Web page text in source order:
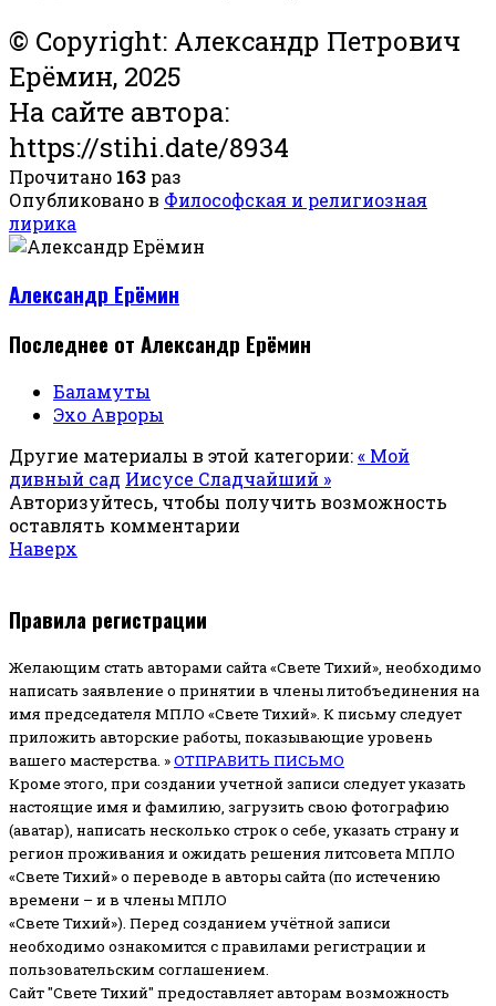
© Copyright: Александр Петрович
Ерёмин, 2025
На сайте автора:
https://stihi.date/8934
Прочитано 163 раз
Опубликовано в Философская и религиозная
лирика
Александр Ерёмин
Последнее от Александр Ерёмин
Баламуты
Эхо Авроры
Другие материалы в этой категории:« Мой
дивный сад Иисусе Сладчайший »
Авторизуйтесь, чтобы получить возможность
оставлять комментарии
Наверх
Правила регистрации
Желающим стать авторами сайта «Свете Тихий», необходимо
написать заявление о принятии в члены литобъединения на
имя председателя МПЛО «Свете Тихий». К письму следует
приложить авторские работы, показывающие уровень
вашего мастерства. »ОТПРАВИТЬ ПИСЬМО
Кроме этого, при создании учетной записи следует указать
настоящие имя и фамилию, загрузить свою фотографию
(аватар), написать несколько строк о себе, указать страну и
регион проживания и ожидать решения литсовета МПЛО
«Свете Тихий» о переводе в авторы сайта (по истечению
времени – и в члены МПЛО
«Свете Тихий»). Перед созданием учётной записи
необходимо ознакомится с правилами регистрации и
пользовательским соглашением.
Сайт "Свете Тихий" предоставляет авторам возможность